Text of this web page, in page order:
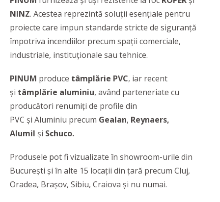
NINZ. Acestea reprezintă soluții esențiale pentru
proiecte care impun standarde stricte de siguranță
împotriva incendiilor precum spaţii comerciale,
industriale, instituţionale sau tehnice.
PINUM produce tâmplărie PVC, iar recent
şi tâmplărie aluminiu, având parteneriate cu
producători renumiţi de profile din
PVC și Aluminiu precum Gealan, Reynaers,
Alumil și Schuco.
Produsele pot fi vizualizate în showroom-urile din
București și în alte 15 locații din țară precum Cluj,
Oradea, Brașov, Sibiu, Craiova şi nu numai.